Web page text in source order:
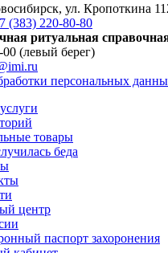
ул. Кропоткина
(383) 220-80-80
ритуальная
(левый берег)
персональных
товары
беда
центр
паспорт захоронения